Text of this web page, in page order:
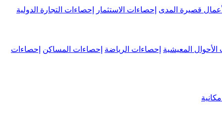
قصيرة المدى إحصاءات الاستثمار إحصاءات التجارة الدولية
الأحوال المعيشية إحصاءات الرياضة إحصاءات المساكن إحصاءات